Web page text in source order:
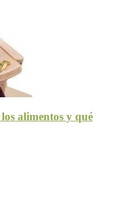
alimentos y qué